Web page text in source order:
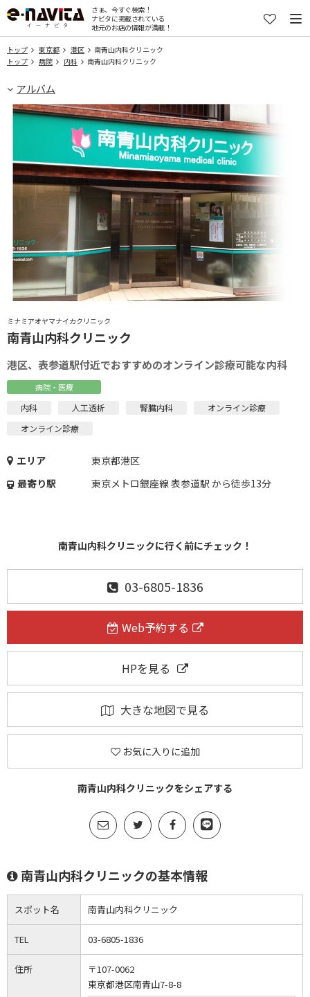
さぁ、今すぐ検索！
ナビタに掲載されている
地元のお店の情報が満載！
トップ 東京都 港区
南青山内科クリニック
トップ
病院 内科 南青山内科クリニック
アルバム
ミナミアオヤマナイカクリニック
南青山内科クリニック
港区、表参道駅付近でおすすめのオンライン診療可能な内科
病院・医療
内科 人工透析 腎臓内科
オンライン診療
オンライン診療
エリア
東京都港区
最寄り駅
東京メトロ銀座線 表参道駅 から徒歩13分
南青山内科クリニックに行く前にチェック！
03-6805-1836
Web予約する
HPを見る
大きな地図で見る
お気に入りに追加
南青山内科クリニックをシェアする
南青山内科クリニックの基本情報
スポット名 南青山内科クリニック
TEL 03-6805-1836
住所
〒107-0062
東京都港区南青山7-8-8